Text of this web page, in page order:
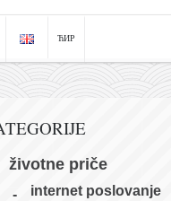
ЋИР
životne priče
internet poslovanje